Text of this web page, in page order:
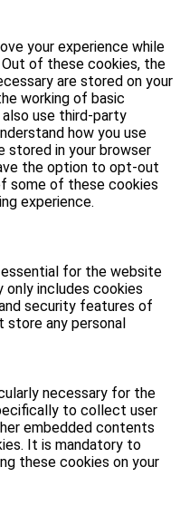
your experience while
of these cookies, the
are stored on your
working of basic
use third-party
how you use
stored in your browser
the option to opt-out
some of these cookies
experience.
for the website
includes cookies
security features of
store any personal
necessary for the
to collect user
embedded contents
It is mandatory to
these cookies on your